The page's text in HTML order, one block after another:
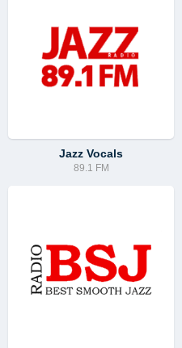
Jazz Vocals
89.1 FM